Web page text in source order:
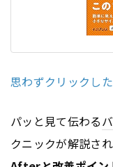
思わずクリックし
パッと見て伝わる
クニックが解説さ